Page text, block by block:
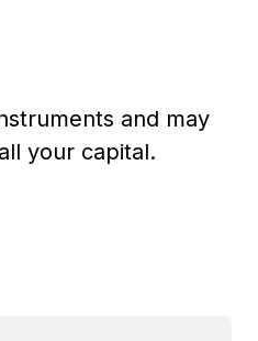
and may
your capital.